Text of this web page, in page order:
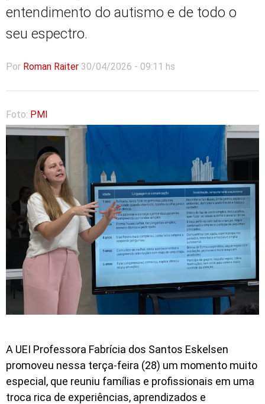
entendimento do autismo e de todo o
seu espectro.
Por Roman Raiter 30/04/2026 - 09:11 hs
Foto: PMI
A UEI Professora Fabrícia dos Santos Eskelsen
promoveu nessa terça-feira (28) um momento muito
especial, que reuniu famílias e profissionais em uma
troca rica de experiências, aprendizados e